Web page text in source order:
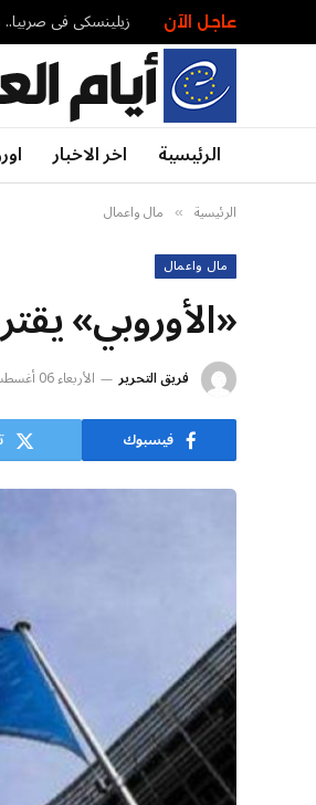
عاجل الآن زيلينسكي في صربيا..
الرئيسية اخر الاخبار
الرئيسية » مال واعمال
مال واعمال
«الأوروبي» يقترح
فريق التحرير الأربعاء 06 أغسطس 6:22 م
فيسبوك